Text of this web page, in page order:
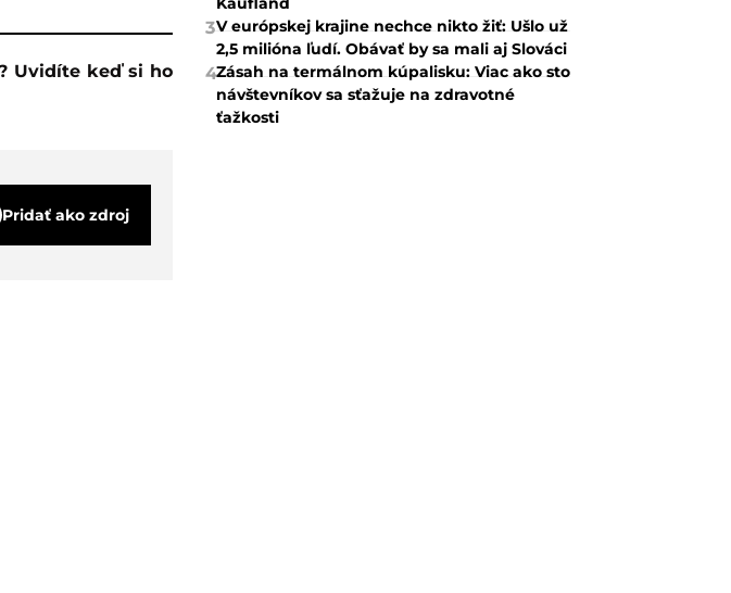
Pridať ako zdroj
3V európskej krajine nechce nikto žiť: Ušlo už
2,5 milióna ľudí. Obávať by sa mali aj Slováci
4Zásah na termálnom kúpalisku: Viac ako sto
návštevníkov sa sťažuje na zdravotné
ťažkosti